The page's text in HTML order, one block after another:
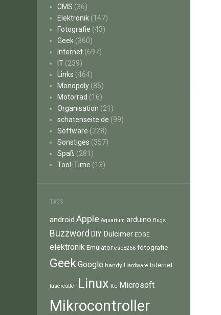
CMS (36)
Elektronik (147)
Fotografie (43)
Geek (360)
Internet (697)
IT (239)
Links (464)
Monopoly (85)
Motorrad (16)
Organisation (21)
schatenseite.de (99)
Software (228)
Sonstiges (357)
Spaß (281)
Tool-Time (13)
TAGS
android Apple Aquarium arduino Bugs
Buzzword DIY Dulcimer EDGE
elektronik Emulator esp8266 fotografie
GeekGoogle handy Hardware Internet
lasercutter Linux lte Microsoft
Mikrocontroller